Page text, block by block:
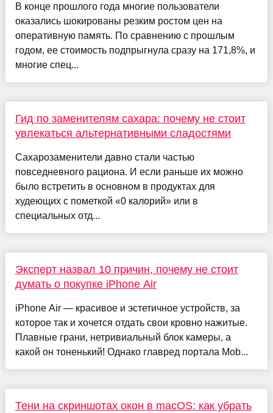
В конце прошлого года многие пользователи
оказались шокированы резким ростом цен на
оперативную память. По сравнению с прошлым
годом, ее стоимость подпрыгнула сразу на 171,8%, и
многие спец...
Гид по заменителям сахара: почему не стоит
увлекаться альтернативными сладостями
Сахарозаменители давно стали частью
повседневного рациона. И если раньше их можно
было встретить в основном в продуктах для
худеющих с пометкой «0 калорий» или в
специальных отд...
Эксперт назвал 10 причин, почему не стоит
думать о покупке iPhone Air
iPhone Air — красивое и эстетичное устройств, за
которое так и хочется отдать свои кровно нажитые.
Плавные грани, нетривиальный блок камеры, а
какой он тоненький! Однако главред портала Mob...
Тени на скриншотах окон в macOS: как убрать